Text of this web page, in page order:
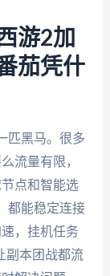
游2加
茄凭什
匹黑马。很多
流量有限，
点和智能选
都能稳定连接
，挂机任务
副本团战都流